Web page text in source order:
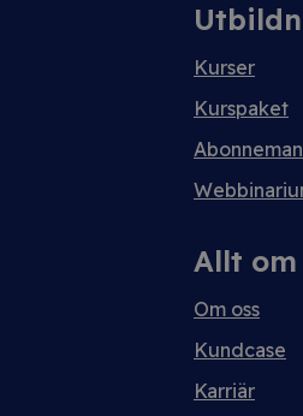
Kurser
Kurspaket
Allt
Om oss
Kundcase
Karriär